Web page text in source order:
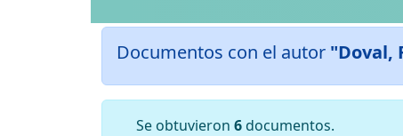
Documentos con el autor "Doval,
Se obtuvieron 6documentos.